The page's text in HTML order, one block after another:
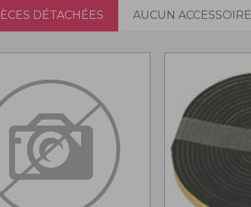
DÉTACHÉES AUCUN ACCESSOIRE